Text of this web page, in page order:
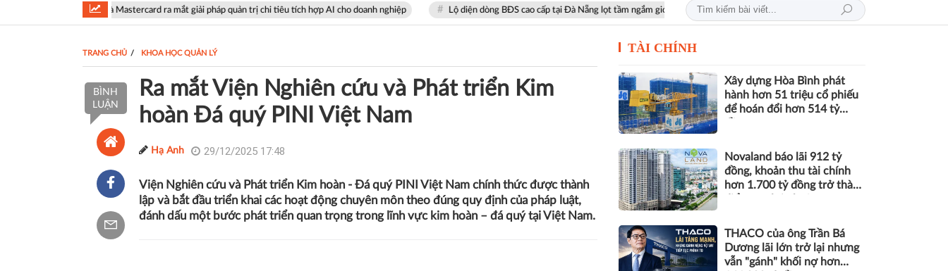
và Mastercard ra mắt giải pháp quản trị chi tiêu tích hợp AI cho doanh nghiệp Lộ diện dòng BĐS cao cấp tại Đà Nẵng lọt tầm ngắm giới thượng lưu AI-Ready Workforce 2026: Doanh nghiệp tìm lời giải đưa AI vào vận
TRANG CHỦ KHOA HỌC QUẢN LÝ
BÌNH
LUẬN
Ra mắt Viện Nghiên cứu và Phát triển Kim
hoàn Đá quý PINI Việt Nam
Hạ Anh 29/12/2025 17:48
Viện Nghiên cứu và Phát triển Kim hoàn - Đá quý PINI Việt Nam chính thức được thành
lập và bắt đầu triển khai các hoạt động chuyên môn theo đúng quy định của pháp luật,
đánh dấu một bước phát triển quan trọng trong lĩnh vực kim hoàn – đá quý tại Việt Nam.
TÀI CHÍNH
Xây dựng Hòa Bình phát
hành hơn 51 triệu cổ phiếu
để hoán đổi hơn 514 tỷ
Novaland báo lãi 912 tỷ
đồng, khoản thu tài chính
hơn 1.700 tỷ đồng trở thành
THACO của ông Trần Bá
Dương lãi lớn trở lại nhưng
vẫn "gánh" khối nợ hơn